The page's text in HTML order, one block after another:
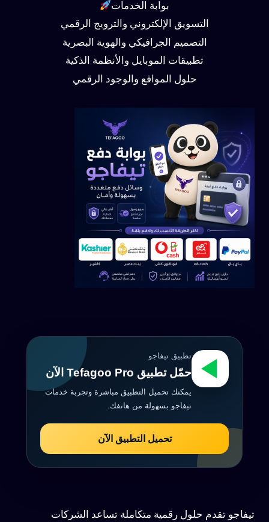
بوابة الخدمات
التسويق الإلكتروني والترويج الرقمي
التصميم الجرافيكي والهوية البصرية
تطبيقات الموبايل والأنظمة الذكية
حلول المواقع والوجود الرقمي
تطبيق تيفاجو
حمّل تطبيق Tefagoo Pro الآن
يمكنك تحميل التطبيق مباشرة وتجربة خدمات
تيفاجو بسهولة من هاتفك.
تحميل التطبيق الآن
تيفاجو تقدم حلول رقمية متكاملة تساعد الشركات